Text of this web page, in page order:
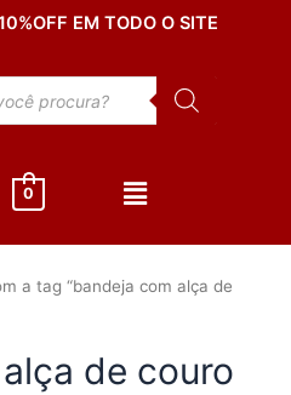
EM TODO O SITE
0
a tag “bandeja com alça de
de couro